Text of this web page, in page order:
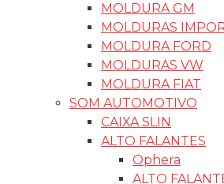
MOLDURA GM
MOLDURAS
MOLDURA FORD
MOLDURAS VW
MOLDURA FIAT
SOM AUTOMOTIVO
CAIXA SLIN
ALTO FALANTES
Ophera
ALTO